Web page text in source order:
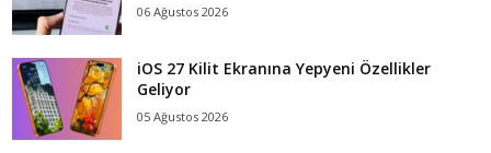
06 Ağustos 2026
iOS 27 Kilit Ekranına Yepyeni Özellikler
Geliyor
05 Ağustos 2026